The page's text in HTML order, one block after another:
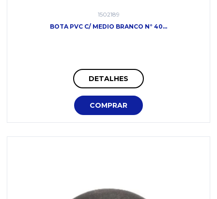
1502189
BOTA PVC C/ MEDIO BRANCO N° 40...
DETALHES
COMPRAR